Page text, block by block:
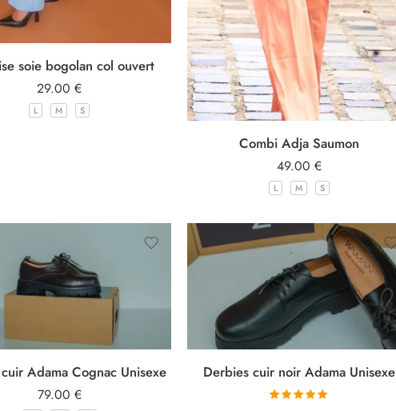
soie bogolan col ouvert
29.00 €
L M S
Combi Adja Saumon
49.00 €
L M S
Adama Cognac Unisexe
79.00 €
Derbies cuir noir Adama Unisexe